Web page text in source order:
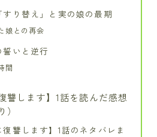
すり替え」と実の娘の最期
娘との再会
いと逆行
間
讐します】1話を読んだ感想
復讐します】1話のネタバレま